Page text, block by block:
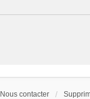
Nous contacter